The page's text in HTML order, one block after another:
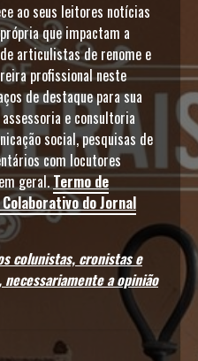
ao seus leitores notícias
que impactam a
articulistas de renome e
profissional neste
de destaque para sua
e consultoria
social, pesquisas de
com locutores
geral.Termo de
do Jornal
colunistas, cronistas e
a opinião